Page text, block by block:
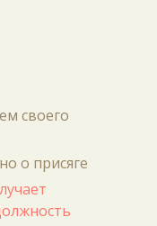
своего
о присяге